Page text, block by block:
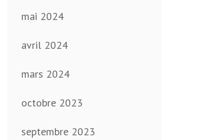
mai 2024
avril 2024
mars 2024
octobre 2023
septembre 2023